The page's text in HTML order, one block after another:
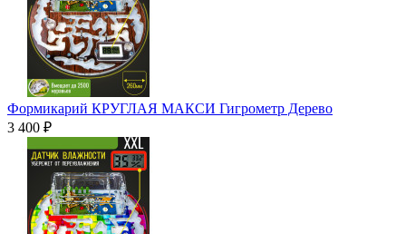
Формикарий КРУГЛАЯ МАКСИ Гигрометр Дерево
3 400 ₽